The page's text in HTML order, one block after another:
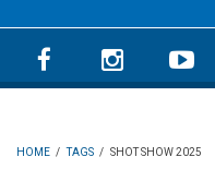
HOME / TAGS / SHOT SHOW 2025